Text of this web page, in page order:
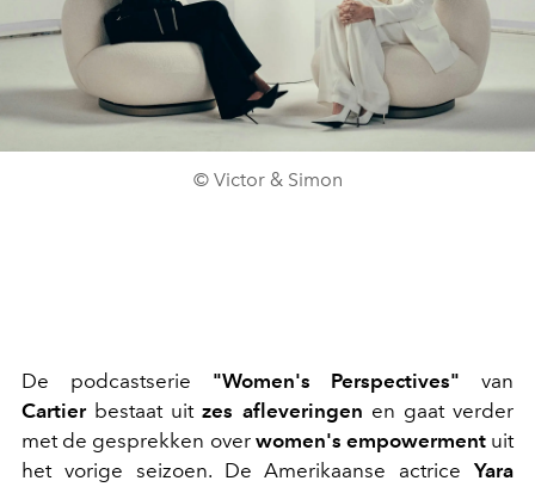
© Victor & Simon
De podcastserie "Women's Perspectives" van
Cartierbestaat uitzes afleveringen en gaat verder
met de gesprekken over women's empowermentuit
het vorige seizoen. De Amerikaanse actrice Yara